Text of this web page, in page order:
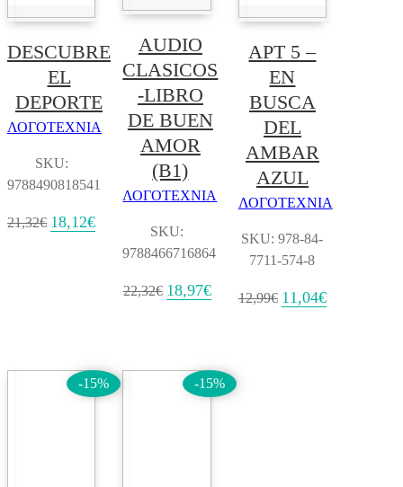
DESCUBRE
EL
DEPORTE
ΛΟΓΟΤΕΧΝΙΑ
SKU:
9788490818541
21,32€ Original
price
18,12€
18,12€.
AUDIO
CLASICOS
-LIBRO
DE BUEN
AMOR
(B1)
ΛΟΓΟΤΕΧΝΙΑ
SKU:
9788466716864
22,32€ Original
price
18,97€Η
τρέχουσα
APT 5 –
EN
BUSCA
DEL
AMBAR
AZUL
ΛΟΓΟΤΕΧΝΙΑ
SKU: 978-84-
7711-574-8
12,99€ Original
price
11,04€Η
τρέχουσα
-15%
-15%